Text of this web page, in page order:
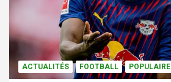
ACTUALITÉS FOOTBALL POPULAIRE